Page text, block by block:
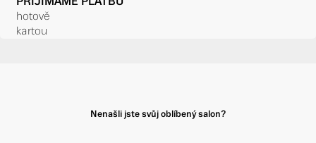
hotově
kartou
Nenašli jste svůj oblíbený salon?